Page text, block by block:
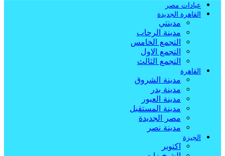
عيادات مصر
القاهرة الجديدة
مدينتي
مدينة الرحاب
التجمع الخامس
التجمع الاول
التجمع الثالث
القاهرة
مدينة الشروق
مدينة بدر
مدينة العبور
مدينة المستقبل
مصر الجديدة
مدينة نصر
الجيزة
اكتوبر